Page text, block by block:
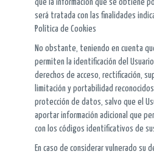
que la información que se obtiene
será tratada con las finalidades
Política de Cookies
No obstante, teniendo en cuenta
permiten la identificación del
derechos de acceso, rectificación,
limitación y portabilidad
protección de datos, salvo que el
aportar información adicional que
con los códigos identificativos de
En caso de considerar vulnerado su